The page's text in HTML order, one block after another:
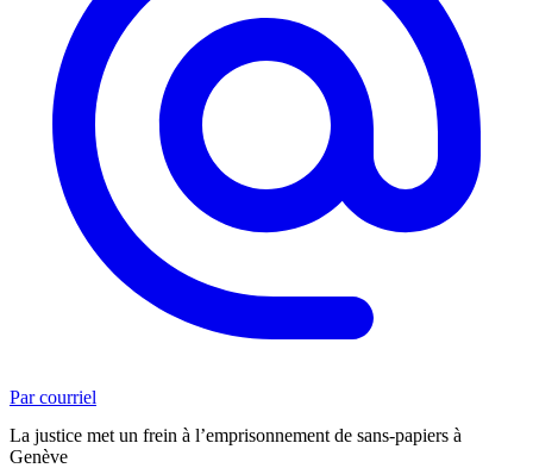
Par courriel
La justice met un frein à l’emprisonnement de sans-papiers à
Genève